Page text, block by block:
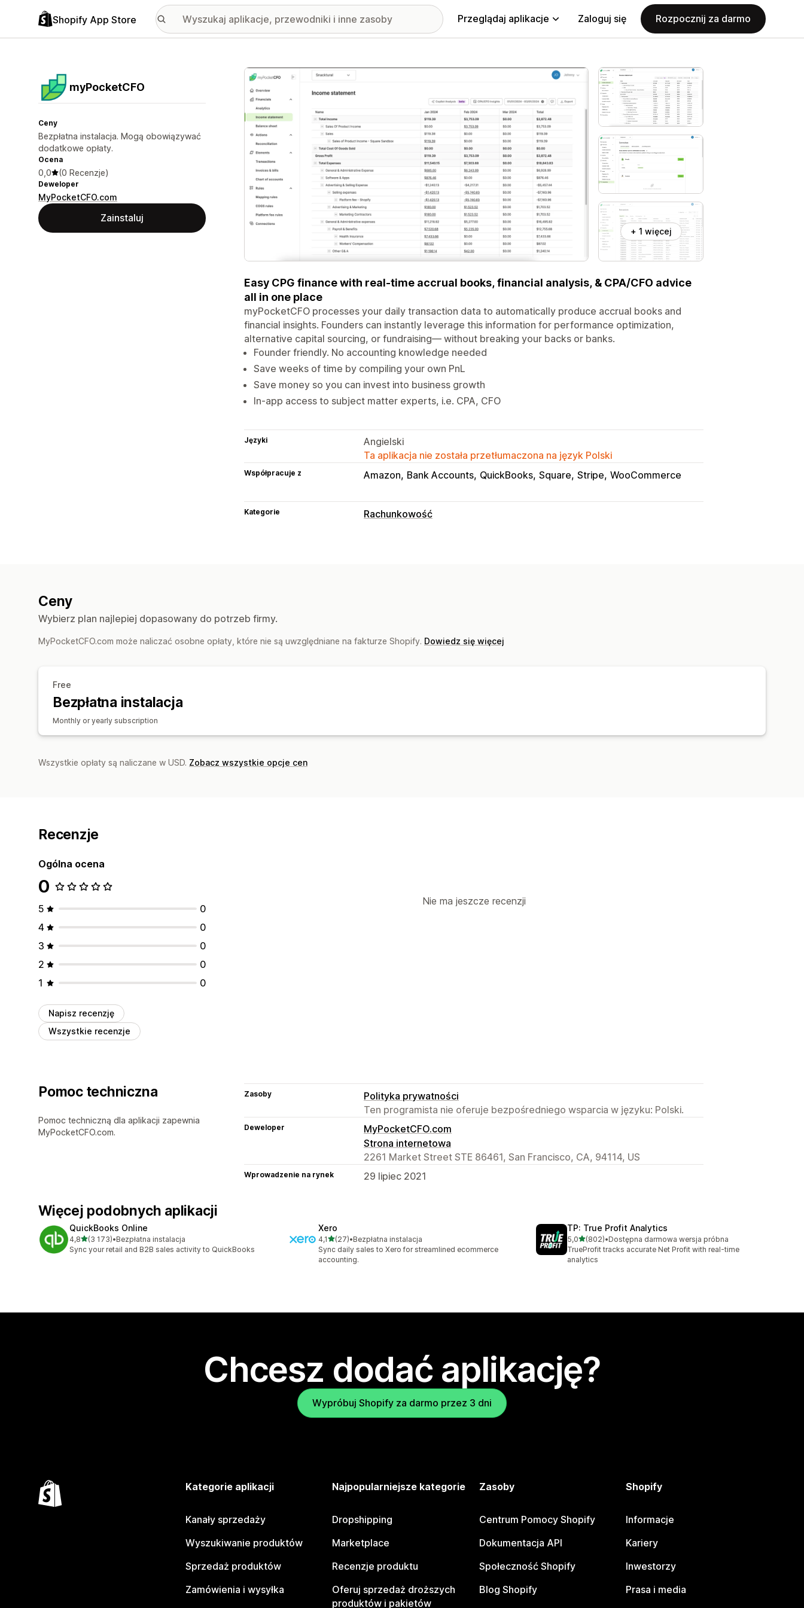
Shopify App Store Przeglądaj aplikacje Zaloguj się Rozpocznij za darmo
myPocketCFO
Ceny
Bezpłatna instalacja. Mogą obowiązywać
dodatkowe opłaty.
Ocena
0,0 (0 Recenzje)
Deweloper
MyPocketCFO.com
Zainstaluj
Wyróżnione obrazy w galerii
+ 1 więcej
Easy CPG finance with real-time accrual books, financial analysis, & CPA/CFO advice
all in one place
myPocketCFO processes your daily transaction data to automatically produce accrual books and
financial insights. Founders can instantly leverage this information for performance optimization,
alternative capital sourcing, or fundraising— without breaking your backs or banks.
Founder friendly. No accounting knowledge needed
Save weeks of time by compiling your own PnL
Save money so you can invest into business growth
In-app access to subject matter experts, i.e. CPA, CFO
Języki
Angielski
Ta aplikacja nie została przetłumaczona na język Polski
Współpracuje z Amazon Bank Accounts QuickBooks Square Stripe WooCommerce
Kategorie Rachunkowość
Ceny
Wybierz plan najlepiej dopasowany do potrzeb firmy.
MyPocketCFO.com może naliczać osobne opłaty, które nie są uwzględniane na fakturze Shopify. Dowiedz się więcej
Free
Bezpłatna instalacja
Monthly or yearly subscription
Wszystkie opłaty są naliczane w USD. Zobacz wszystkie opcje cen
Recenzje
Ogólna ocena
0
5
0
4
0
3
0
2
0
1
0
Napisz recenzję
Wszystkie recenzje
Nie ma jeszcze recenzji
Pomoc techniczna
Pomoc techniczną dla aplikacji zapewnia
MyPocketCFO.com.
Zasoby
Polityka prywatności
Ten programista nie oferuje bezpośredniego wsparcia w języku: Polski.
Deweloper
MyPocketCFO.com
Strona internetowa
2261 Market Street STE 86461, San Francisco, CA, 94114, US
Wprowadzenie na rynek 29 lipiec 2021
Więcej podobnych aplikacji
QuickBooks Online
4,8na 5 gwiazdek
(3 173)
Łączna liczba recenzji: 3173
•Bezpłatna instalacja
Sync your retail and B2B sales activity to QuickBooks
Xero
4,1na 5 gwiazdek
(27)
Łączna liczba recenzji: 27
•Bezpłatna instalacja
Sync daily sales to Xero for streamlined ecommerce
accounting.
TP: True Profit Analytics
5,0na 5 gwiazdek
(802)
Łączna liczba recenzji: 802
•Dostępna darmowa wersja próbna
TrueProfit tracks accurate Net Profit with real-time
analytics
Chcesz dodać aplikację?
Wypróbuj Shopify za darmo przez 3 dni
Kategorie aplikacji
Kanały sprzedaży
Wyszukiwanie produktów
Sprzedaż produktów
Zamówienia i wysyłka
Najpopularniejsze kategorie
Dropshipping
Marketplace
Recenzje produktu
Oferuj sprzedaż droższych
produktów i pakietów
Zasoby
Centrum Pomocy Shopify
Dokumentacja API
Społeczność Shopify
Blog Shopify
Shopify
Informacje
Kariery
Inwestorzy
Prasa i media